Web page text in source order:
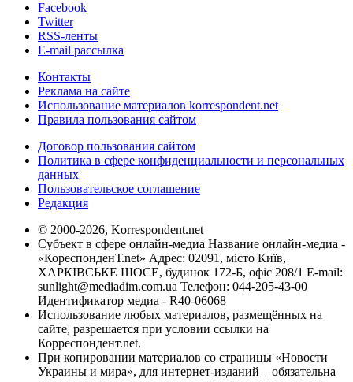
Facebook
Twitter
RSS-ленты
E-mail рассылка
Контакты
Реклама на сайте
Использование материалов korrespondent.net
Правила пользования сайтом
Договор пользования сайтом
Политика в сфере конфиденциальности и персональных
данных
Пользовательское соглашение
Редакция
© 2000-2026, Korrespondent.net
Субъект в сфере онлайн-медиа Название онлайн-медиа -
«КореспонденТ.net» Адрес: 02091, місто Київ,
ХАРКІВСЬКЕ ШОСЕ, будинок 172-Б, офіс 208/1 E-mail:
sunlight@mediadim.com.ua Телефон: 044-205-43-00
Идентификатор медиа - R40-06068
Использование любых материалов, размещённых на
сайте, разрешается при условии ссылки на
Корреспондент.net.
При копировании материалов со страницы «Новости
Украины и мира», для интернет-изданий – обязательна